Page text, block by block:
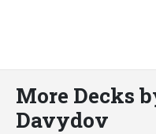
More Decks
Davydov